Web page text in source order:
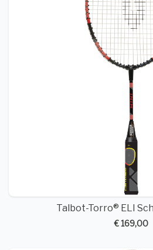
Talbot-Torro® ELI
€ 169,00